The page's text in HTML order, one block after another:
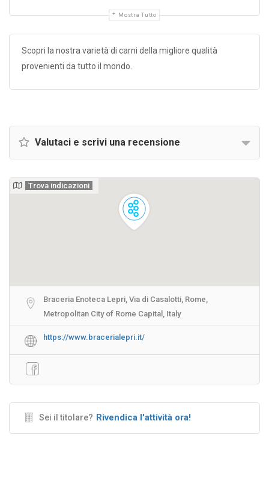
Mostra Tutto
Scopri la nostra varietà di carni della migliore qualità
provenienti da tutto il mondo.
Valutaci e scrivi una recensione
Trova indicazioni
Braceria Enoteca Lepri, Via di Casalotti, Rome,
Metropolitan City of Rome Capital, Italy
https://www.bracerialepri.it/
Sei il titolare? Rivendica l'attività ora!